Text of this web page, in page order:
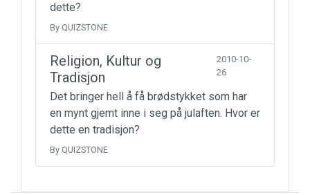
dette?
By QUIZSTONE
Religion, Kultur og
Tradisjon
2010-10-
26
Det bringer hell å få brødstykket som har
en mynt gjemt inne i seg på julaften. Hvor er
dette en tradisjon?
By QUIZSTONE